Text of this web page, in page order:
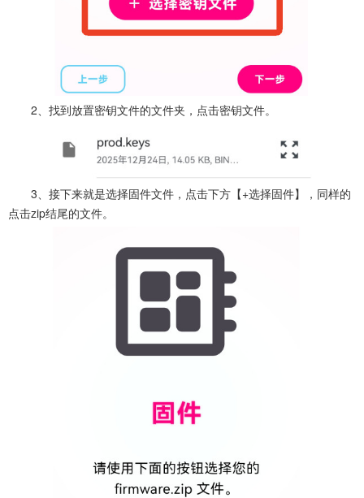
2、找到放置密钥文件的文件夹，点击密钥文件。
3、接下来就是选择固件文件，点击下方【+选择固件】，同样的
点击zip结尾的文件。